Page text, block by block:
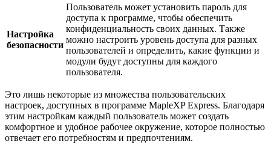
Настройка
безопасности
Пользователь может установить пароль для
доступа к программе, чтобы обеспечить
конфиденциальность своих данных. Также
можно настроить уровень доступа для разных
пользователей и определить, какие функции и
модули будут доступны для каждого
пользователя.
Это лишь некоторые из множества пользовательских
настроек, доступных в программе MapleXP Express. Благодаря
этим настройкам каждый пользователь может создать
комфортное и удобное рабочее окружение, которое полностью
отвечает его потребностям и предпочтениям.